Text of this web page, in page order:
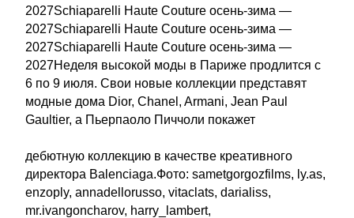
2027Schiaparelli Haute Couture осень-зима —
2027Schiaparelli Haute Couture осень-зима —
2027Schiaparelli Haute Couture осень-зима —
2027Неделя высокой моды в Париже продлится с
6 по 9 июля. Свои новые коллекции представят
модные дома Dior, Chanel, Armani, Jean Paul
Gaultier, а Пьерпаоло Пиччоли покажет
дебютную коллекцию в качестве креативного
директора Balenciaga.Фото: sametgorgozfilms, ly.as,
enzoply, annadellorusso, vitaclats, darialiss,
mr.ivangoncharov, harry_lambert,